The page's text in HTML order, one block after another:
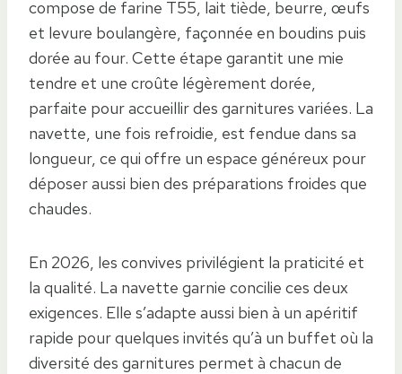
compose de farine T55, lait tiède, beurre, œufs
et levure boulangère, façonnée en boudins puis
dorée au four. Cette étape garantit une mie
tendre et une croûte légèrement dorée,
parfaite pour accueillir des garnitures variées. La
navette, une fois refroidie, est fendue dans sa
longueur, ce qui offre un espace généreux pour
déposer aussi bien des préparations froides que
chaudes.
En 2026, les convives privilégient la praticité et
la qualité. La navette garnie concilie ces deux
exigences. Elle s’adapte aussi bien à un apéritif
rapide pour quelques invités qu’à un buffet où la
diversité des garnitures permet à chacun de